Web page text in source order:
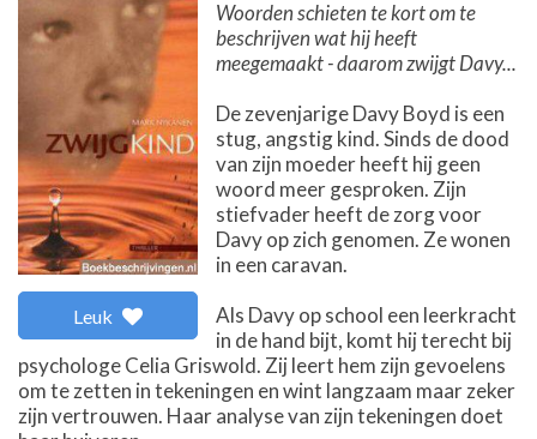
Leuk
Woorden schieten te kort om te
beschrijven wat hij heeft
meegemaakt - daarom zwijgt Davy...
De zevenjarige Davy Boyd is een
stug, angstig kind. Sinds de dood
van zijn moeder heeft hij geen
woord meer gesproken. Zijn
stiefvader heeft de zorg voor
Davy op zich genomen. Ze wonen
in een caravan.
Als Davy op school een leerkracht
in de hand bijt, komt hij terecht bij
psychologe Celia Griswold. Zij leert hem zijn gevoelens
om te zetten in tekeningen en wint langzaam maar zeker
zijn vertrouwen. Haar analyse van zijn tekeningen doet